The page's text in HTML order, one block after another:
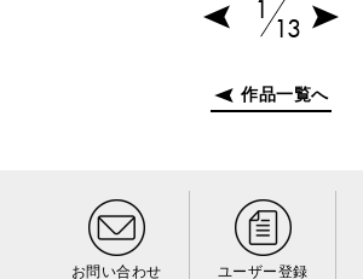
1
13
作品一覧へ
お問い合わせ ユーザー登録